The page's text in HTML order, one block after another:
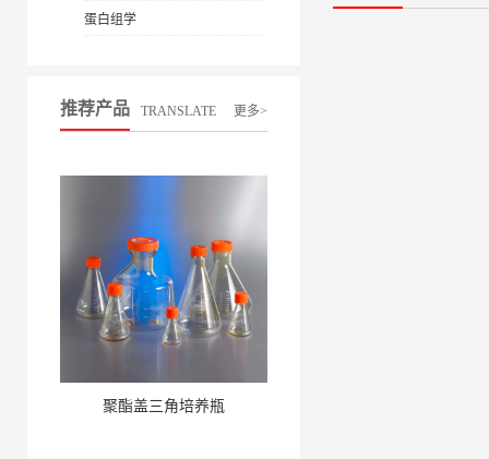
蛋白组学
推荐产品 TRANSLATE 更多>
聚酯盖三角培养瓶